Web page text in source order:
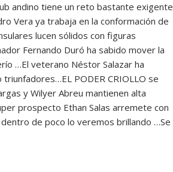
andino tiene un reto bastante exigente
Vera ya trabaja en la conformación de
lucen sólidos con figuras
Fernando Duró ha sabido mover la
…El veterano Néstor Salazar ha
PODER CRIOLLO se
y Wilyer Abreu mantienen alta
prospecto Ethan Salas arremete con
de poco lo veremos brillando …Se